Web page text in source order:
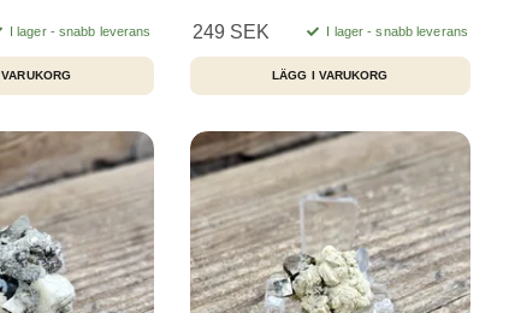
I lager - snabb leverans 249 SEK I lager - snabb leverans